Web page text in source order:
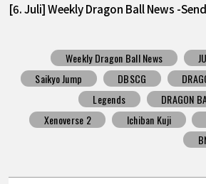
[6. Juli] Weekly Dragon Ball News -
Weekly Dragon Ball News
Saikyo Jump
DBSCG
Legends
DRAGON
Xenoverse 2
Ichiban Kuji